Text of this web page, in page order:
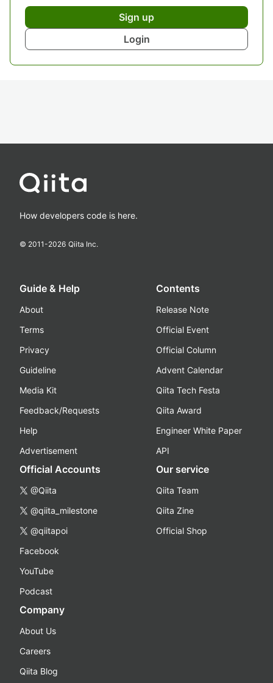
Sign up
Login
How developers code is here.
© 2011-2026 Qiita Inc.
Guide & Help
About
Terms
Privacy
Guideline
Media Kit
Feedback/Requests
Help
Advertisement
Contents
Release Note
Official Event
Official Column
Advent Calendar
Qiita Tech Festa
Qiita Award
Engineer White Paper
API
Official Accounts
@Qiita
@qiita_milestone
@qiitapoi
Facebook
YouTube
Podcast
Our service
Qiita Team
Qiita Zine
Official Shop
Company
About Us
Careers
Qiita Blog